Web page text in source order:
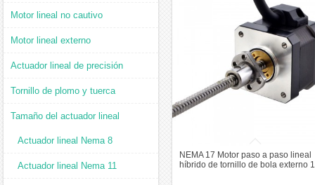
Motor lineal no cautivo
Motor lineal externo
Actuador lineal de precisión
Tornillo de plomo y tuerca
Tamaño del actuador lineal
Actuador lineal Nema 8
Actuador lineal Nema 11
NEMA 17 Motor paso a paso lineal
híbrido de tornillo de bola externo